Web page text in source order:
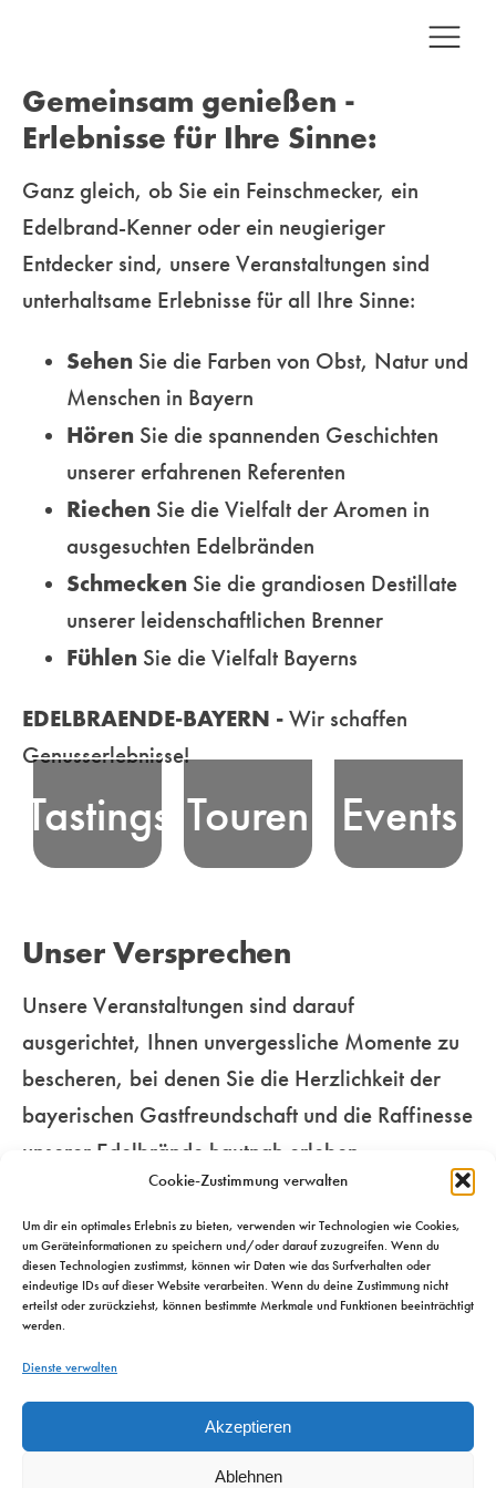
Cookie-Zustimmung verwalten
Um dir ein optimales Erlebnis zu bieten, verwenden wir Technologien wie Cookies,
um Geräteinformationen zu speichern und/oder darauf zuzugreifen. Wenn du
diesen Technologien zustimmst, können wir Daten wie das Surfverhalten oder
eindeutige IDs auf dieser Website verarbeiten. Wenn du deine Zustimmung nicht
erteilst oder zurückziehst, können bestimmte Merkmale und Funktionen beeinträchtigt
werden.
Dienste verwalten
Akzeptieren
Ablehnen
Gemeinsam genießen -
Erlebnisse für Ihre Sinne:
Ganz gleich, ob Sie ein Feinschmecker, ein
Edelbrand-Kenner oder ein neugieriger
Entdecker sind, unsere Veranstaltungen sind
unterhaltsame Erlebnisse für all Ihre Sinne:
Sehen Sie die Farben von Obst, Natur und
Menschen in Bayern
Hören Sie die spannenden Geschichten
unserer erfahrenen Referenten
Riechen Sie die Vielfalt der Aromen in
ausgesuchten Edelbränden
Schmecken Sie die grandiosen Destillate
unserer leidenschaftlichen Brenner
Fühlen Sie die Vielfalt Bayerns
EDELBRAENDE-BAYERN - Wir schaffen
Genusserlebnisse!
Tastings
Nehmen Sie an
unseren
moderierten
Tastings - in
ausgewählten
Locations oder
unterhaltsame
Mehr
Touren
Erfahren Sie
die Essenz
bayerischer
Edelbrand-
unseren
unterhaltsamen
Genusstouren
durch die
Bayerns
beschwingten
Mehr
Events
Edelbrand-Kultur
Bayern! Wir
vermitteln und
Genussmenschen.
Mehr
Unser Versprechen
Unsere Veranstaltungen sind darauf
ausgerichtet, Ihnen unvergessliche Momente zu
bescheren, bei denen Sie die Herzlichkeit der
bayerischen Gastfreundschaft und die Raffinesse
unserer Edelbrände hautnah erleben.